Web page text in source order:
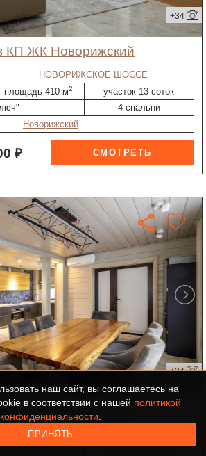
+34
КП ЖК Новорижский
НОВОРИЖСКОЕ ШОССЕ
площадь 410 м2
участок 13 соток
4 спальни
Новорижский
₽
+24
КП ЖК Новорижский
НОВОРИЖСКОЕ ШОССЕ
площадь 330 м2 участок 13 соток
наш сайт, вы соглашаетесь на
в соответствии с нашей политикой
конфиденциальности
ПРИНЯТЬ